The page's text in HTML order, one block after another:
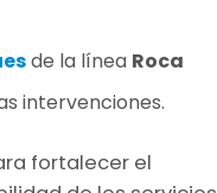
de la línea Roca
intervenciones.
fortalecer el